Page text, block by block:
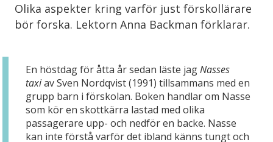
Olika aspekter kring varför just förskollärare
bör forska. Lektorn Anna Backman förklarar.
En höstdag för åtta år sedan läste jagNasses
taxiav Sven Nordqvist (1991) tillsammans med en
grupp barn i förskolan. Boken handlar om Nasse
som kör en skottkärra lastad med olika
passagerare upp- och nedför en backe. Nasse
kan inte förstå varför det ibland känns tungt och